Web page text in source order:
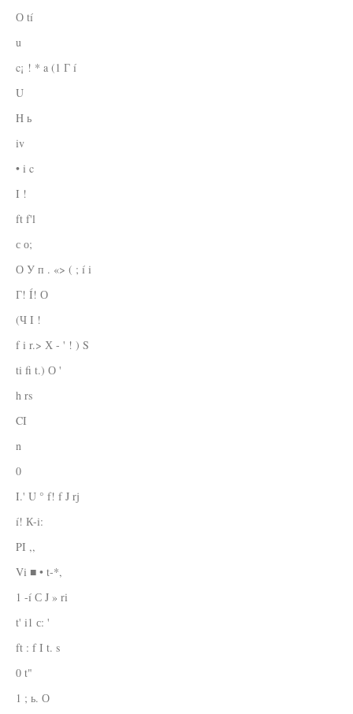
О tí
u
c¡ ! * a (1 Г í
U
H ь
iv
• i c
I !
ft f'l
с о;
О У п . «> ( ; í i
Г! Í! О
(Ч I !
f i r.> Х - ' ! ) S
ti fi t.) О '
h rs
CI
n
0
I.' U ° f! f J rj
í! К-i:
PI ,,
Vi ■ • t-*,
1 -í С J » ri
t' i1 с: '
ft : f I t. s
0 t"
1 ; ь. О